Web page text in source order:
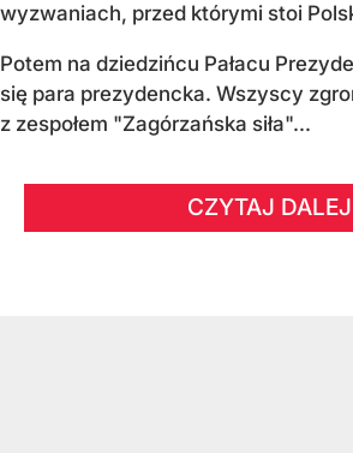
wyzwaniach, przed którymi stoi
Potem na dziedzińcu Pałacu
się para prezydencka. Wszyscy
z zespołem "Zagórzańska siła"...
CZYTAJ DALEJ